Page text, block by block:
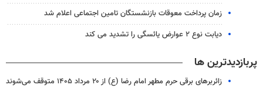
زمان پرداخت معوقات بازنشستگان تامین اجتماعی اعلام شد
دیابت نوع ۲ عوارض یائسگی را تشدید می کند
پربازدیدترین ها
زائربرهای برقی حرم مطهر امام رضا (ع) از ۲۰ مرداد ۱۴۰۵ متوقف می‌شوند